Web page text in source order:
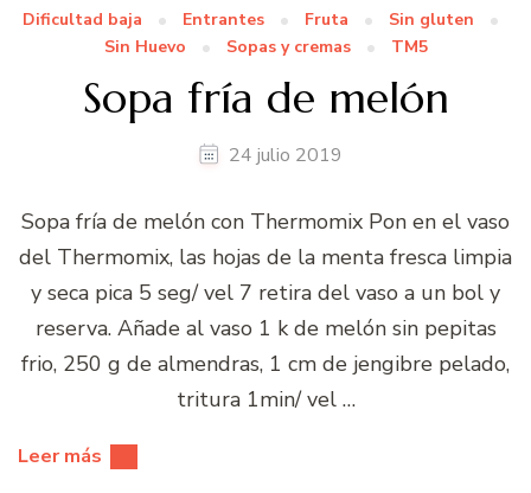
Dificultad baja Entrantes Fruta
Sin gluten
Sin Huevo
Sopas y cremas TM5
Sopa fría de melón
24 julio 2019
Sopa fría de melón con Thermomix Pon en el vaso
del Thermomix, las hojas de la menta fresca limpia
y seca pica 5 seg/ vel 7 retira del vaso a un bol y
reserva. Añade al vaso 1 k de melón sin pepitas
frio, 250 g de almendras, 1 cm de jengibre pelado,
tritura 1min/ vel …
Leer más